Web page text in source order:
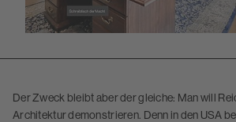
Der Zweck bleibt aber der gleiche: Man will
Architektur demonstrieren. Denn in den USA